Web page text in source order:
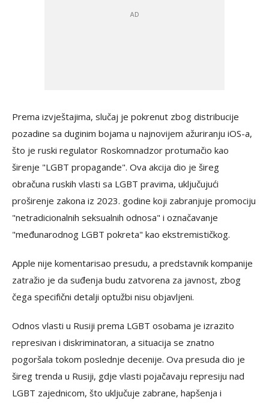
Prema izvještajima, slučaj je pokrenut zbog distribucije
pozadine sa duginim bojama u najnovijem ažuriranju iOS-a,
što je ruski regulator Roskomnadzor protumačio kao
širenje "LGBT propagande". Ova akcija dio je šireg
obračuna ruskih vlasti sa LGBT pravima, uključujući
proširenje zakona iz 2023. godine koji zabranjuje promociju
"netradicionalnih seksualnih odnosa" i označavanje
"međunarodnog LGBT pokreta" kao ekstremističkog.
Apple nije komentarisao presudu, a predstavnik kompanije
zatražio je da suđenja budu zatvorena za javnost, zbog
čega specifični detalji optužbi nisu objavljeni.
Odnos vlasti u Rusiji prema LGBT osobama je izrazito
represivan i diskriminatoran, a situacija se znatno
pogoršala tokom poslednje decenije. Ova presuda dio je
šireg trenda u Rusiji, gdje vlasti pojačavaju represiju nad
LGBT zajednicom, što uključuje zabrane, hapšenja i